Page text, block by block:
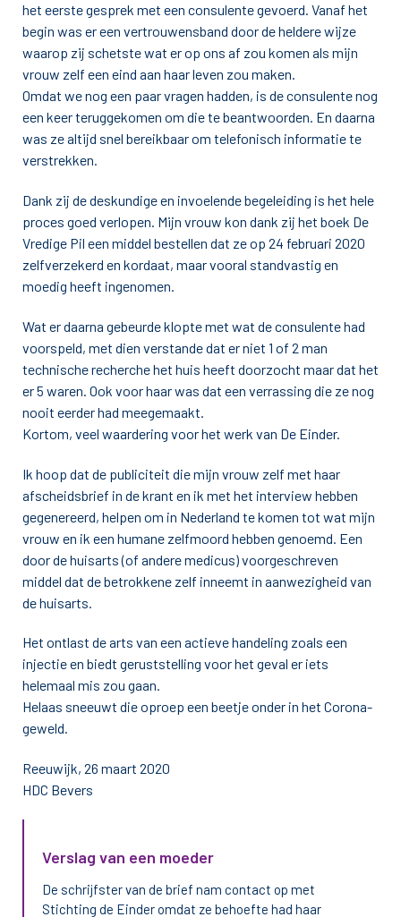
het eerste gesprek met een consulente gevoerd. Vanaf het
begin was er een vertrouwensband door de heldere wijze
waarop zij schetste wat er op ons af zou komen als mijn
vrouw zelf een eind aan haar leven zou maken.
Omdat we nog een paar vragen hadden, is de consulente nog
een keer teruggekomen om die te beantwoorden. En daarna
was ze altijd snel bereikbaar om telefonisch informatie te
verstrekken.
Dank zij de deskundige en invoelende begeleiding is het hele
proces goed verlopen. Mijn vrouw kon dank zij het boek De
Vredige Pil een middel bestellen dat ze op 24 februari 2020
zelfverzekerd en kordaat, maar vooral standvastig en
moedig heeft ingenomen.
Wat er daarna gebeurde klopte met wat de consulente had
voorspeld, met dien verstande dat er niet 1 of 2 man
technische recherche het huis heeft doorzocht maar dat het
er 5 waren. Ook voor haar was dat een verrassing die ze nog
nooit eerder had meegemaakt.
Kortom, veel waardering voor het werk van De Einder.
Ik hoop dat de publiciteit die mijn vrouw zelf met haar
afscheidsbrief in de krant en ik met het interview hebben
gegenereerd, helpen om in Nederland te komen tot wat mijn
vrouw en ik een humane zelfmoord hebben genoemd. Een
door de huisarts (of andere medicus) voorgeschreven
middel dat de betrokkene zelf inneemt in aanwezigheid van
de huisarts.
Het ontlast de arts van een actieve handeling zoals een
injectie en biedt geruststelling voor het geval er iets
helemaal mis zou gaan.
Helaas sneeuwt die oproep een beetje onder in het Corona-
geweld.
Reeuwijk, 26 maart 2020
HDC Bevers
Verslag van een moeder
De schrijfster van de brief nam contact op met
Stichting de Einder omdat ze behoefte had haar